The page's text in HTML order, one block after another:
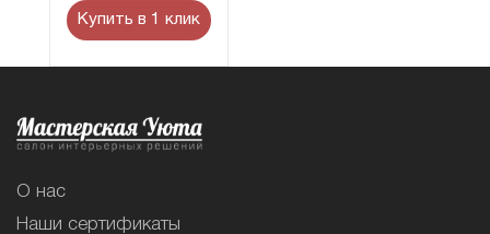
Купить в 1 клик
О нас
Наши сертификаты